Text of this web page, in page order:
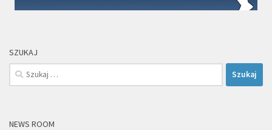
SZUKAJ
Szukaj:
NEWS ROOM